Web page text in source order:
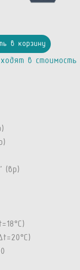
в корзину
в стоимость
(вр)